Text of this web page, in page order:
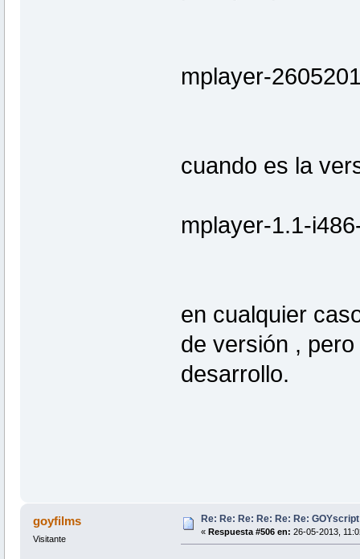
mplayer-
cuando es la
mplayer-1.1-
en cualquier
de versión ,
desarrollo.
goyfilms
Visitante
Re: Re: Re: Re: Re: Re: GOYscript
« Respuesta #506 en: 26-05-2013,